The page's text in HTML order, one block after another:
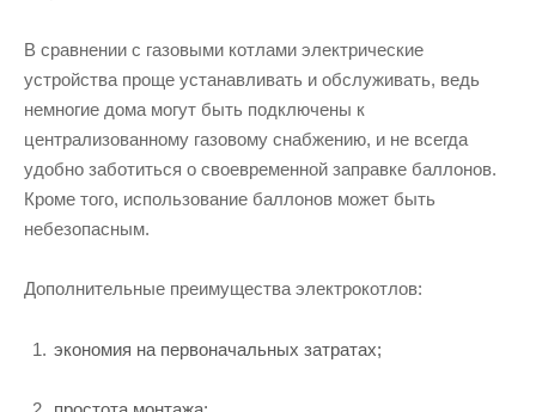
В сравнении с газовыми котлами электрические
устройства проще устанавливать и обслуживать, ведь
немногие дома могут быть подключены к
централизованному газовому снабжению, и не всегда
удобно заботиться о своевременной заправке баллонов.
Кроме того, использование баллонов может быть
небезопасным.
Дополнительные преимущества электрокотлов:
экономия на первоначальных затратах;